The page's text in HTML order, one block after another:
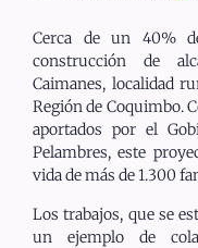
Cerca de un 40%
construcción de
Caimanes, localidad
Región de Coquimbo.
aportados por el
Pelambres, este
vida de más de 1.300
Los trabajos, que se
un ejemplo de